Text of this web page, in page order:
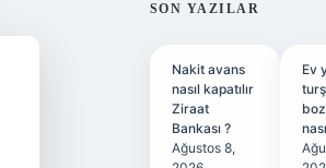
SIDEBAR
SON YAZILAR
Nakit avans
nasıl kapatılır
Ziraat
Bankası ?
Ağustos 8,
Ev